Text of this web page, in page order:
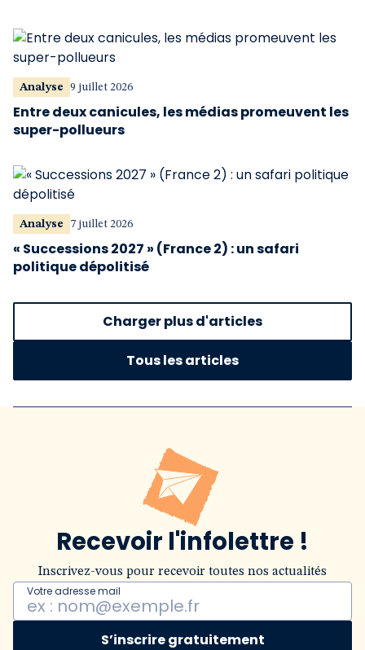
Analyse 9 juillet 2026
Entre deux canicules, les médias promeuvent les
super-pollueurs
Analyse 7 juillet 2026
« Successions 2027 » (France 2) : un safari
politique dépolitisé
Charger plus d'articles
Tous les articles
Recevoir l'infolettre !
Inscrivez-vous pour recevoir toutes nos actualités
Votre adresse mail
S’inscrire gratuitement